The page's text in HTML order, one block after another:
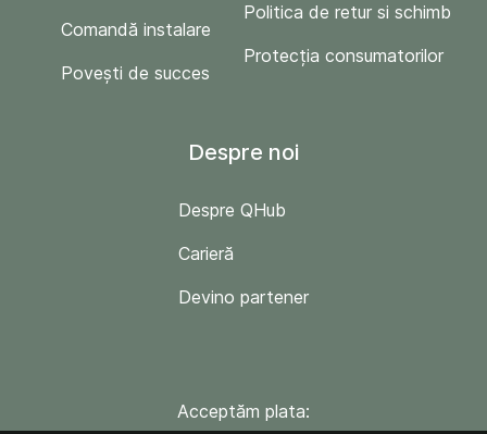
Comandă instalare
Povești de succes
Politica de retur si schimb
Protecția consumatorilor
Despre noi
Despre QHub
Carieră
Devino partener
Acceptăm plata: